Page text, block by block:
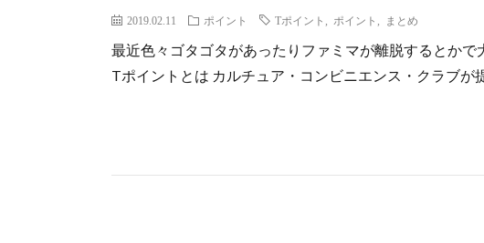
2019.02.11 ポイント Tポイント ポイント まとめ
最近色々ゴタゴタがあったりファミマが離脱するとか
Tポイントとは カルチュア・コンビニエンス・クラブ